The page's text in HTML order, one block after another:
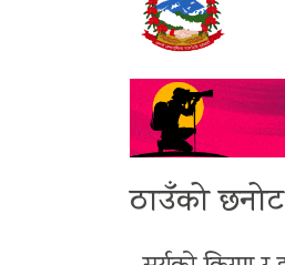
ठाउँको छनोट